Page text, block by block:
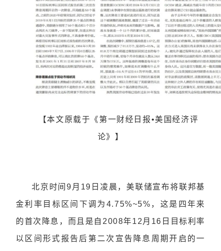
【本文原载于《第一财经日报•美国经济评
论》】
北京时间9月19日凌晨，美联储宣布将联邦基
金利率 目标区间下调为4.75%~5%，这是四年来
的首次降息，而且是自2008年12月16日目标利率
以区间形式报告后第二次宣告降息周期开启的一